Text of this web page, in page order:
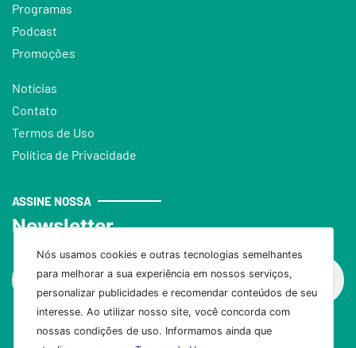
Nós usamos cookies e outras tecnologias semelhantes
para melhorar a sua experiência em nossos serviços,
personalizar publicidades e recomendar conteúdos de seu
interesse. Ao utilizar nosso site, você concorda com
nossas condições de uso. Informamos ainda que
Programas
Podcast
Promoções
Notícias
Contato
Termos de Uso
Política de Privacidade
ASSINE NOSSA
Newsletter
Assinar